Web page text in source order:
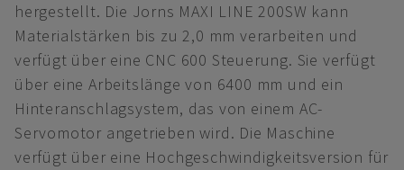
hergestellt. Die Jorns MAXI LINE 200SW kann
Materialstärken bis zu 2,0 mm verarbeiten und
verfügt über eine CNC 600 Steuerung. Sie verfügt
über eine Arbeitslänge von 6400 mm und ein
Hinteranschlagsystem, das von einem AC-
Servomotor angetrieben wird. Die Maschine
verfügt über eine Hochgeschwindigkeitsversion für